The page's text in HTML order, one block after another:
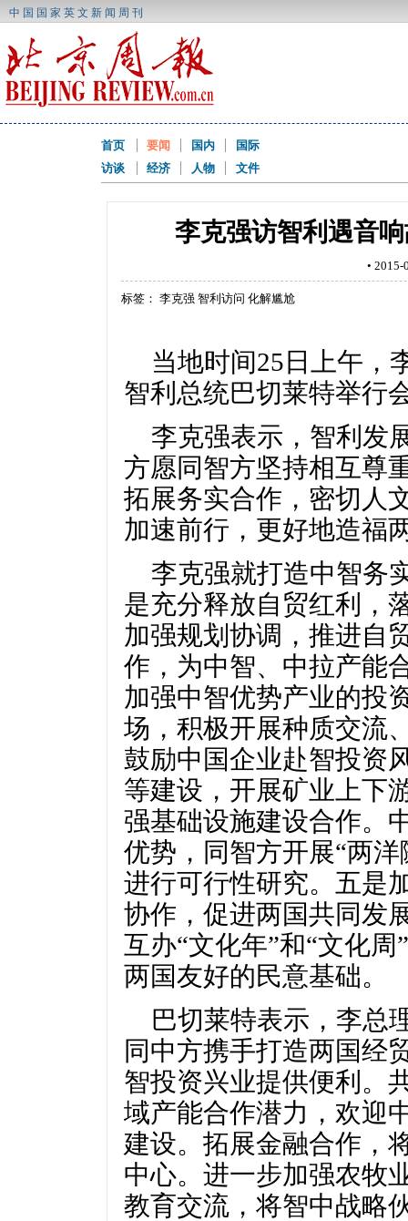
中国国家英文新闻周刊
首页 要闻 国内
国际
访谈
经济 人物 文件
李克强访智利遇音
•
标签： 李克强 智利访问 化解尴尬
当地时间25日上午，
智利总统巴切莱特举行
李克强表示，智利发
方愿同智方坚持相互尊
拓展务实合作，密切人
加速前行，更好地造福
李克强就打造中智务
是充分释放自贸红利，
加强规划协调，推进自
作，为中智、中拉产能
加强中智优势产业的投
场，积极开展种质交流
鼓励中国企业赴智投资
等建设，开展矿业上下
强基础设施建设合作。
优势，同智方开展“两
进行可行性研究。五是
协作，促进两国共同发
互办“文化年”和“文化
两国友好的民意基础。
巴切莱特表示，李总
同中方携手打造两国经
智投资兴业提供便利。
域产能合作潜力，欢迎
建设。拓展金融合作，
中心。进一步加强农牧
教育交流，将智中战略